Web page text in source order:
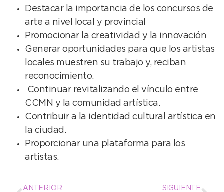
Destacar la importancia de los concursos de
arte a nivel local y provincial
Promocionar la creatividad y la innovación
Generar oportunidades para que los artistas
locales muestren su trabajo y, reciban
reconocimiento.
Continuar revitalizando el vínculo entre
CCMN y la comunidad artística.
Contribuir a la identidad cultural artística en
la ciudad.
Proporcionar una plataforma para los
artistas.
ANTERIOR SIGUIENTE